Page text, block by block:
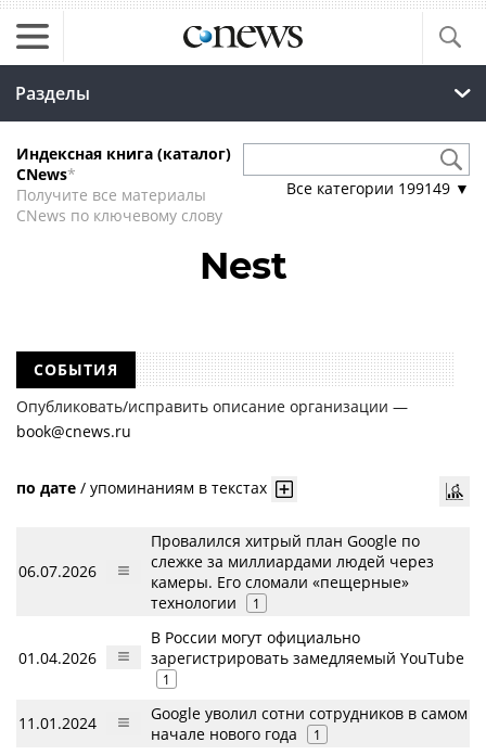
Разделы
Индексная книга (каталог)
CNews*
Получите все материалы
CNews по ключевому слову
Все категории 199149 ▼
Nest
СОБЫТИЯ
Опубликовать/исправить описание организации —
book@cnews.ru
по дате / упоминаниям в текстах
06.07.2026
Провалился хитрый план Google по
слежке за миллиардами людей через
камеры. Его сломали «пещерные»
технологии
1
01.04.2026
В России могут официально
зарегистрировать замедляемый YouTube
1
11.01.2024
Google уволил сотни сотрудников в самом
начале нового года
1